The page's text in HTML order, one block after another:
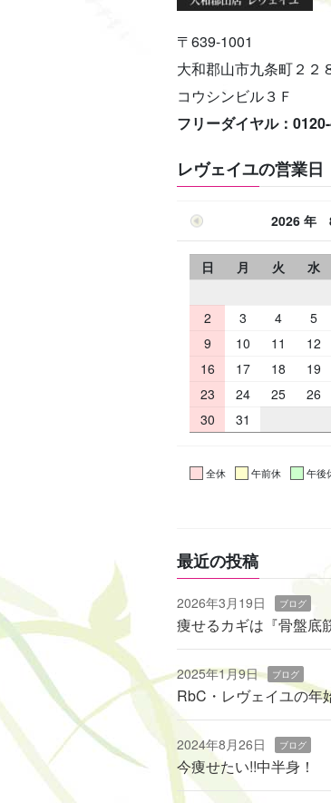
〒639-1001
大和郡山市九条町２２
コウシンビル３Ｆ
フリーダイヤル：
レヴェイユの営業日
2026 年
日 月 火 水
2
3 4 5
9
10 11 12
16
17 18 19
23
24 25 26
30
31
全休 午前休
午後
最近の投稿
2026年3月19日 ブログ
痩せるカギは『骨盤底
2025年1月9日 ブログ
RbC・レヴェイユの年
2024年8月26日 ブログ
今痩せたい!!中半身！